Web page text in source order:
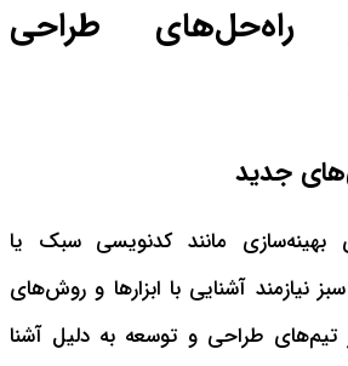
طراحی
بهینه‌سازی مانند کدنویسی سبک یا
نیازمند آشنایی با ابزارها و روش‌های
طراحی و توسعه به دلیل آشنا